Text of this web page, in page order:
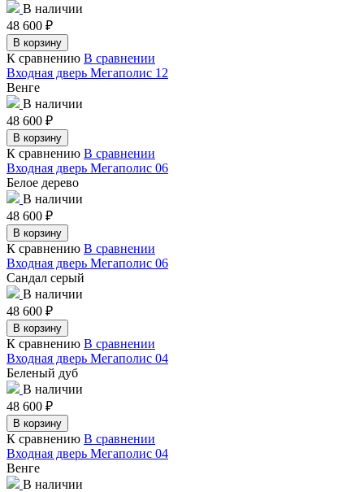
В наличии
48 600 ₽
В корзину
К сравнению В сравнении
Входная дверь Мегаполис 12
Венге
В наличии
48 600 ₽
В корзину
К сравнению В сравнении
Входная дверь Мегаполис 06
Белое дерево
В наличии
48 600 ₽
В корзину
К сравнению В сравнении
Входная дверь Мегаполис 06
Сандал серый
В наличии
48 600 ₽
В корзину
К сравнению В сравнении
Входная дверь Мегаполис 04
Беленый дуб
В наличии
48 600 ₽
В корзину
К сравнению В сравнении
Входная дверь Мегаполис 04
Венге
В наличии